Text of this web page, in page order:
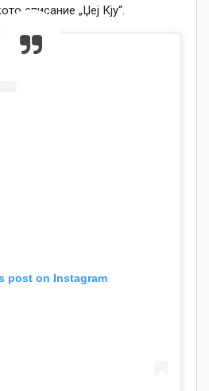
списание „Џеј Кју“.
post on Instagram